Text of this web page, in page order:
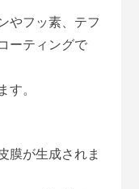
やフッ素、テフ
ーティングで
。
膜が生成されま